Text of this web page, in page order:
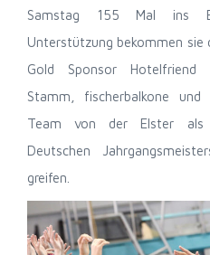
Samstag 155 Mal ins
Unterstützung bekommen sie
Gold Sponsor Hotelfriend
Stamm, fischerbalkone
Team von der Elster als
Deutschen
greifen.